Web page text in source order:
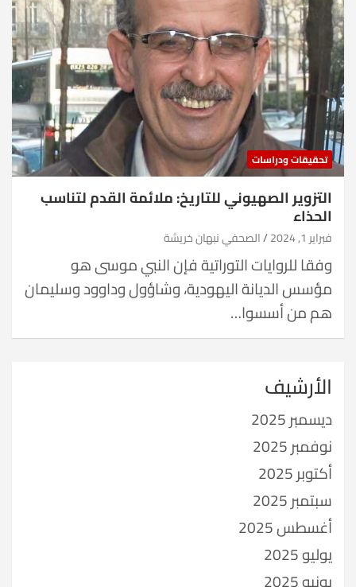
تحقيقات ودراسات
التزوير الصهيوني للتاريخ: ملائمة القدم لتناسب
الحذاء
فبراير 1, 2024 الصحفي نبهان خريشة
وفقا للروايات التوراتية فإن النبي موسى هو
مؤسس الديانة اليهودية، وشاؤول وداوود وسليمان
هم من أسسوا…
الأرشيف
ديسمبر 2025
نوفمبر 2025
أكتوبر 2025
سبتمبر 2025
أغسطس 2025
يوليو 2025
يونيو 2025